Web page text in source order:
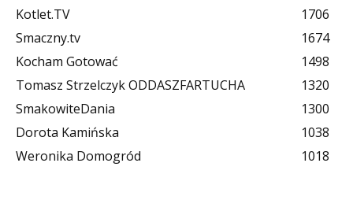
Kotlet.TV
1706
Smaczny.tv
1674
Kocham Gotować
1498
Tomasz Strzelczyk ODDASZFARTUCHA
1320
SmakowiteDania
1300
Dorota Kamińska
1038
Weronika Domogród
1018